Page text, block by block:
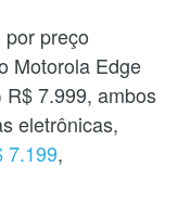
preço
Motorola Edge
7.999, ambos
eletrônicas,
7.199,